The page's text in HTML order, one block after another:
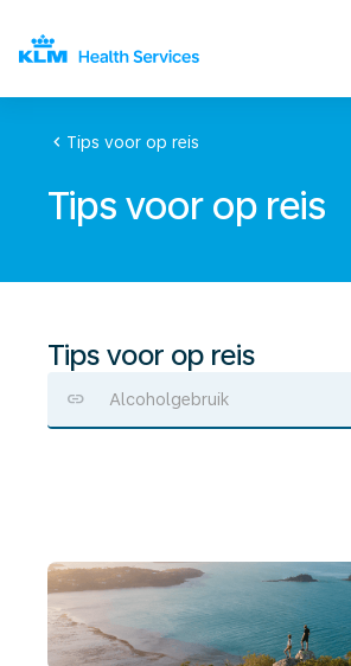
chevron_left Tips voor op reis
Tips voor op reis
Tips voor op reis
Alcoholgebruik
Zon